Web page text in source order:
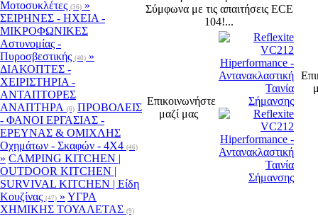
Μοτοσυκλέτες (36) »
ΣΕΙΡΗΝΕΣ - ΗΧΕΙΑ -
ΜΙΚΡΟΦΩΝΙΚΕΣ
Αστυνομίας -
Πυροσβεστικής (40) »
ΔΙΑΚΟΠΤΕΣ -
XEIΡΙΣΤΗΡΙΑ -
ΑΝΤΑΠΤΟΡΕΣ
ΑΝΑΠΤΗΡΑ (6) ΠΡΟΒΟΛΕΙΣ
- ΦΑΝΟΙ ΕΡΓΑΣΙΑΣ -
ΕΡΕΥΝΑΣ & ΟΜΙΧΛΗΣ
Οχημάτων - Σκαφών - 4Χ4 (46)
» CAMPING KITCHEN |
OUTDOOR KITCHEN |
SURVIVAL KITCHEN | Είδη
Κουζίνας (47) » ΥΓΡΑ
ΧΗΜΙΚΗΣ ΤΟΥΑΛΕΤΑΣ (9)
Σύμφωνα με τις απαιτήσεις ECE
104!...
Επικοινωνήστε
μαζί μας